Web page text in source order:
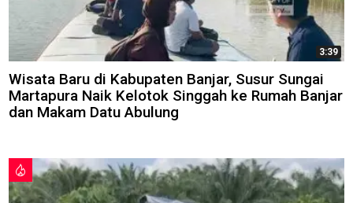
3:39
Wisata Baru di Kabupaten Banjar, Susur Sungai
Martapura Naik Kelotok Singgah ke Rumah Banjar
dan Makam Datu Abulung